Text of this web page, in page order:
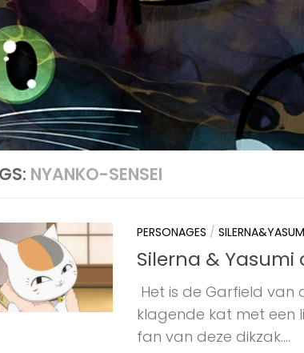
NYANKO-SENSEI
PERSONAGES /
Silerna & Yasumi
Het is de Garfield van
klagende kat met een
fan van deze dikzak....